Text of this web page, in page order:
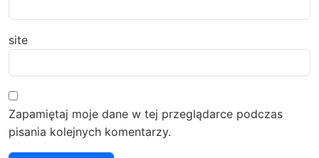
site
Zapamiętaj moje dane w tej przeglądarce podczas
pisania kolejnych komentarzy.